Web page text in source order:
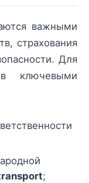
важными
страхования
Для
ключевыми
;